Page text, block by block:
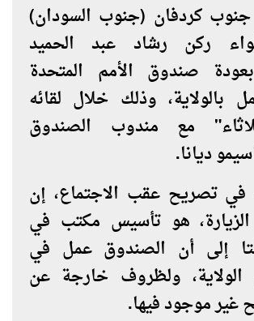
كردفان (جنوب السودان)
ركن رشاد عبد الحميد
صندوق الأمم المتحدة
بالولاية، وذلك خلال لقائه
مع مندوب الصندوق
ديانا.
في تصريح عقب الاجتماع، إن
هو تأسيس مكتب في
إلى أن الصندوق عمل في
الولاية، ولظروف خارجة عن
غير موجود فيها.